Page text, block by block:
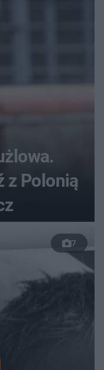
z Polonią
7